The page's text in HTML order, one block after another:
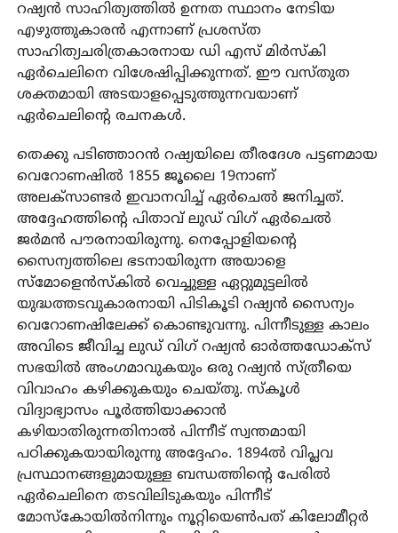
റഷ്യൻ സാഹിത്യത്തിൽ ഉന്നത സ്ഥാനം നേടിയ
എഴുത്തുകാരൻ എന്നാണ് പ്രശസ്ത
സാഹിത്യചരിത്രകാരനായ ഡി എസ് മിർസ്‌കി
ഏർചെലിനെ വിശേഷിപ്പിക്കുന്നത്. ഈ വസ്തുത
ശക്തമായി അടയാളപ്പെടുത്തുന്നവയാണ്
ഏർചെലിന്റെ രചനകൾ.
തെക്കു പടിഞ്ഞാറൻ റഷ്യയിലെ തീരദേശ പട്ടണമായ
വെറോണഷിൽ 1855 ജൂലൈ 19നാണ്
അലക്‌സാണ്ടർ ഇവാനവിച്ച് ഏർചെൽ ജനിച്ചത്.
അദ്ദേഹത്തിന്റെ പിതാവ് ലുഡ് വിഗ് ഏർചെൽ
ജർമൻ പൗരനായിരുന്നു. നെപ്പോളിയന്റെ
സൈന്യത്തിലെ ഭടനായിരുന്ന അയാളെ
സ്മോളെൻസ്‌കിൽ വെച്ചുള്ള ഏറ്റുമുട്ടലിൽ
യുദ്ധത്തടവുകാരനായി പിടികൂടി റഷ്യൻ സൈന്യം
വെറോണഷിലേക്ക് കൊണ്ടുവന്നു. പിന്നീടുള്ള കാലം
അവിടെ ജീവിച്ച ലുഡ് വിഗ് റഷ്യൻ ഓർത്തഡോക്‌സ്
സഭയിൽ അംഗമാവുകയും ഒരു റഷ്യൻ സ്ത്രീയെ
വിവാഹം കഴിക്കുകയും ചെയ്തു. സ്‌കൂൾ
വിദ്യാഭ്യാസം പൂർത്തിയാക്കാൻ
കഴിയാതിരുന്നതിനാൽ പിന്നീട് സ്വന്തമായി
പഠിക്കുകയായിരുന്നു അദ്ദേഹം. 1894ൽ വിപ്ലവ
പ്രസ്ഥാനങ്ങളുമായുള്ള ബന്ധത്തിന്റെ പേരിൽ
ഏർചെലിനെ തടവിലിടുകയും പിന്നീട്
മോസ്‌കോയിൽനിന്നും നൂറ്റിയെൺപത് കിലോമീറ്റർ